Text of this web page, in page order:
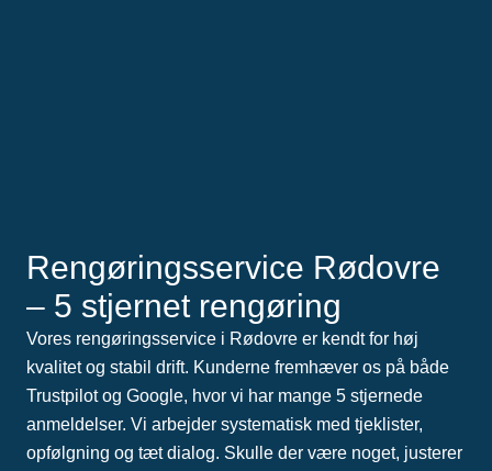
Rengøringsservice Rødovre
– 5 stjernet rengøring
Vores rengøringsservice i Rødovre er kendt for høj
kvalitet og stabil drift. Kunderne fremhæver os på både
Trustpilot og Google, hvor vi har mange 5 stjernede
anmeldelser. Vi arbejder systematisk med tjeklister,
opfølgning og tæt dialog. Skulle der være noget, justerer